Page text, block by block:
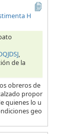
H
,
de la
obreros de
propor
quienes lo u
geo